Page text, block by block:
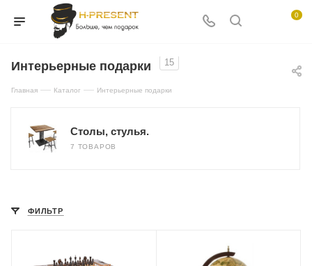
0
Интерьерные подарки 15
Главная — Каталог — Интерьерные подарки
Столы, стулья.
7 ТОВАРОВ
ФИЛЬТР